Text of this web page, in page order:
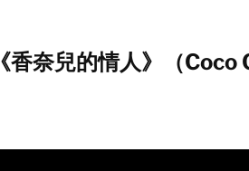
《香奈兒的情人》（